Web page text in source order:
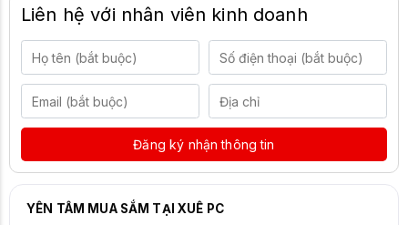
Liên hệ với nhân viên kinh doanh
Đăng ký nhận thông tin
YÊN TÂM MUA SẮM TẠI XUÊ PC